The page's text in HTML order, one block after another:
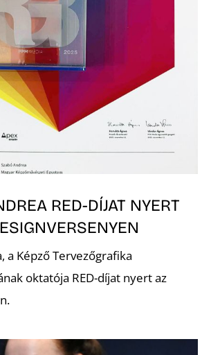
RED-DÍJAT NYERT
a Képző Tervezőgrafika
oktatója RED-díjat nyert az